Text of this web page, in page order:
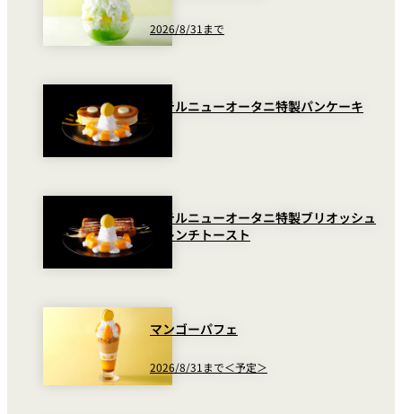
2026/8/31まで
ホテルニューオータニ特製パンケーキ
ホテルニューオータニ特製ブリオッシュ
フレンチトースト
マンゴーパフェ
2026/8/31まで＜予定＞